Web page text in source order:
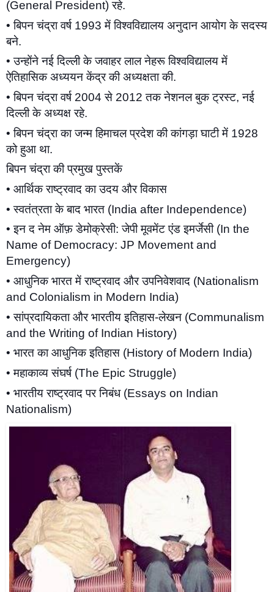
(General President) रहे.
• बिपन चंद्रा वर्ष 1993 में विश्वविद्यालय अनुदान आयोग के सदस्य
बने.
• उन्होंने नई दिल्ली के जवाहर लाल नेहरू विश्वविद्यालय में
ऐतिहासिक अध्ययन केंद्र की अध्यक्षता की.
• बिपन चंद्रा वर्ष 2004 से 2012 तक नेशनल बुक ट्रस्ट, नई
दिल्ली के अध्यक्ष रहे.
• बिपन चंद्रा का जन्म हिमाचल प्रदेश की कांगड़ा घाटी में 1928
को हुआ था.
बिपन चंद्रा की प्रमुख पुस्तकें
• आर्थिक राष्ट्रवाद का उदय और विकास
• स्वतंत्रता के बाद भारत (India after Independence)
• इन द नेम ऑफ़ डेमोक्रेसी: जेपी मूवमेंट एंड इमर्जेसी (In the
Name of Democracy: JP Movement and
Emergency)
• आधुनिक भारत में राष्ट्रवाद और उपनिवेशवाद (Nationalism
and Colonialism in Modern India)
• सांप्रदायिकता और भारतीय इतिहास-लेखन (Communalism
and the Writing of Indian History)
• भारत का आधुनिक इतिहास (History of Modern India)
• महाकाव्य संघर्ष (The Epic Struggle)
• भारतीय राष्ट्रवाद पर निबंध (Essays on Indian
Nationalism)